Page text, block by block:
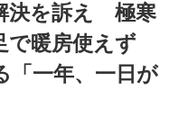
決を訴え 極寒
で暖房使えず
「一年、一日が